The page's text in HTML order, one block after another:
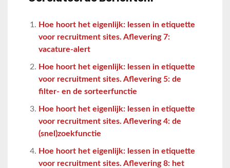
Hoe hoort het eigenlijk: lessen in etiquette
voor recruitment sites. Aflevering 7:
vacature-alert
Hoe hoort het eigenlijk: lessen in etiquette
voor recruitment sites. Aflevering 5: de
filter- en de sorteerfunctie
Hoe hoort het eigenlijk: lessen in etiquette
voor recruitment sites. Aflevering 4: de
(snel)zoekfunctie
Hoe hoort het eigenlijk: lessen in etiquette
voor recruitment sites. Aflevering 8: het